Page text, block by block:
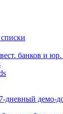
банков и юр.